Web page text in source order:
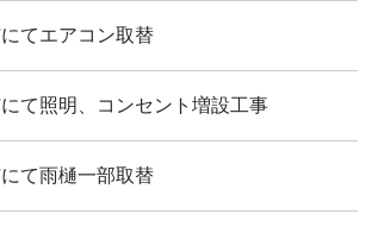
てエアコン取替
て照明、コンセント増設工事
て雨樋一部取替